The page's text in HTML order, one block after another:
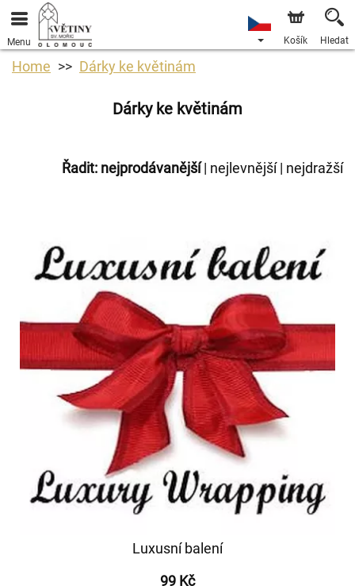
Menu Košík Hledat
Home Dárky ke květinám
Dárky ke květinám
Řadit: nejprodávanější| nejlevnější| nejdražší
Luxusní balení
99 Kč